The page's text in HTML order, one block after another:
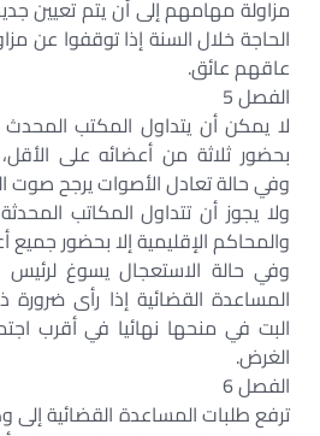
مزاولة مهامهم إلى أن يتم تعيين
الحاجة خلال السنة إذا توقفوا عن
عاقهم عائق.
الفصل 5
لا يمكن أن يتداول المكتب
بحضور ثلاثة من أعضائه على الأقل،
وفي حالة تعادل الأصوات يرجح صوت
ولا يجوز أن تتداول المكاتب
والمحاكم الإقليمية إلا بحضور جميع
وفي حالة الاستعجال يسوغ
المساعدة القضائية إذا رأى
البت في منحها نهائيا في أقرب
الغرض.
الفصل 6
ترفع طلبات المساعدة القضائية